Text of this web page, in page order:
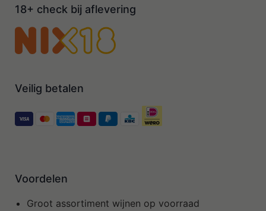
18+ check bij aflevering
Veilig betalen
Voordelen
Groot assortiment wijnen op voorraad